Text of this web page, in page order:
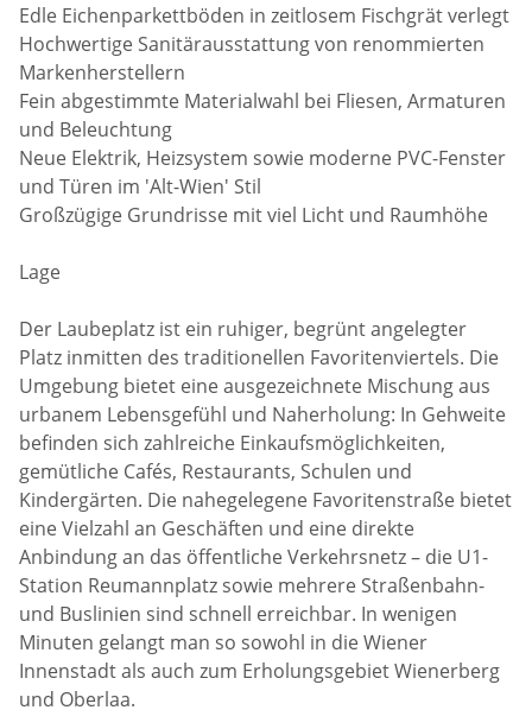
Edle Eichenparkettböden in zeitlosem Fischgrät verlegt
Hochwertige Sanitärausstattung von renommierten
Markenherstellern
Fein abgestimmte Materialwahl bei Fliesen, Armaturen
und Beleuchtung
Neue Elektrik, Heizsystem sowie moderne PVC-Fenster
und Türen im 'Alt-Wien' Stil
Großzügige Grundrisse mit viel Licht und Raumhöhe
Lage
Der Laubeplatz ist ein ruhiger, begrünt angelegter
Platz inmitten des traditionellen Favoritenviertels. Die
Umgebung bietet eine ausgezeichnete Mischung aus
urbanem Lebensgefühl und Naherholung: In Gehweite
befinden sich zahlreiche Einkaufsmöglichkeiten,
gemütliche Cafés, Restaurants, Schulen und
Kindergärten. Die nahegelegene Favoritenstraße bietet
eine Vielzahl an Geschäften und eine direkte
Anbindung an das öffentliche Verkehrsnetz – die U1-
Station Reumannplatz sowie mehrere Straßenbahn-
und Buslinien sind schnell erreichbar. In wenigen
Minuten gelangt man so sowohl in die Wiener
Innenstadt als auch zum Erholungsgebiet Wienerberg
und Oberlaa.